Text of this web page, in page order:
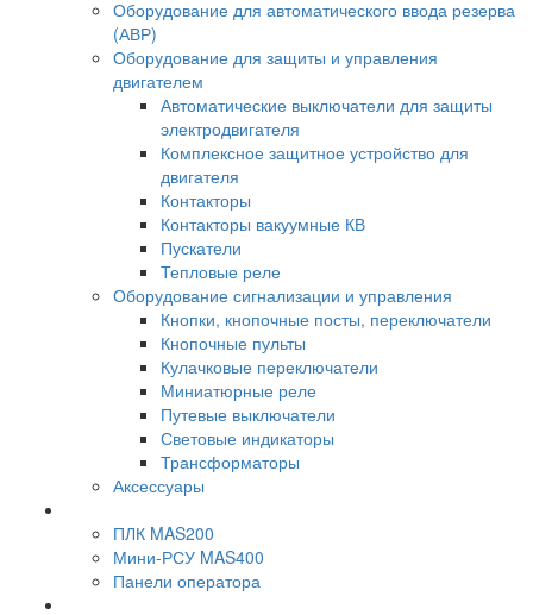
Оборудование для автоматического ввода резерва
(АВР)
Оборудование для защиты и управления
двигателем
Автоматические выключатели для защиты
электродвигателя
Комплексное защитное устройство для
двигателя
Контакторы
Контакторы вакуумные КВ
Пускатели
Тепловые реле
Оборудование сигнализации и управления
Кнопки, кнопочные посты, переключатели
Кнопочные пульты
Кулачковые переключатели
Миниатюрные реле
Путевые выключатели
Световые индикаторы
Трансформаторы
Аксессуары
ПЛК MAS200
Мини-РСУ MAS400
Панели оператора